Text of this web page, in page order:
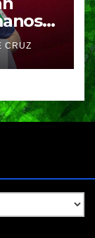
CRUZ